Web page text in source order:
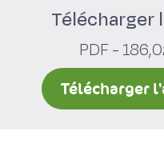
Télécharger
PDF -
Télécharger